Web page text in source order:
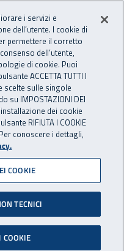
Apri cerca
del
della
i servizi e
dell’utente. I cookie di
permettere il corretto
dell’utente,
di cookie. Puoi
ACCETTA TUTTI I
scelte sulle singole
su IMPOSTAZIONI DEI
dei cookie
RIFIUTA I COOKIE
conoscere i dettagli,
COOKIE
TECNICI
COOKIE